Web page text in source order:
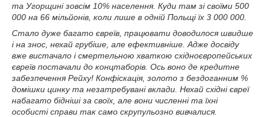
та Угорщині зовсім 10% населення. Куди там зі своїми 500
000 на 66 мільйонів, коли лише в одній Польщі їх 3 000 000.
Стало дуже багато євреїв, працювати доводилося швидше
і на знос, нехай грубіше, але ефективніше. Адже досвіду
вже вистачало і смертельною хваткою східноєвропейських
євреїв постачали до концтаборів. Ось воно де кредитне
забезпечення Рейху! Конфіскація, золото з бездоганним %
домішки цинку та незатребувані вклади. Нехай східні євреї
набагато бідніші за своїх, але вони численні та їхні
особисті справи так само скрупульозно вивчалися.